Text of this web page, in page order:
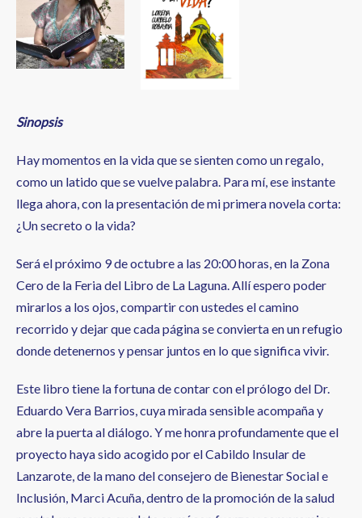
Sinopsis
Hay momentos en la vida que se sienten como un regalo,
como un latido que se vuelve palabra. Para mí, ese instante
llega ahora, con la presentación de mi primera novela corta:
¿Un secreto o la vida?
Será el próximo 9 de octubre a las 20:00 horas, en la Zona
Cero de la Feria del Libro de La Laguna. Allí espero poder
mirarlos a los ojos, compartir con ustedes el camino
recorrido y dejar que cada página se convierta en un refugio
donde detenernos y pensar juntos en lo que significa vivir.
Este libro tiene la fortuna de contar con el prólogo del Dr.
Eduardo Vera Barrios, cuya mirada sensible acompaña y
abre la puerta al diálogo. Y me honra profundamente que el
proyecto haya sido acogido por el Cabildo Insular de
Lanzarote, de la mano del consejero de Bienestar Social e
Inclusión, Marci Acuña, dentro de la promoción de la salud